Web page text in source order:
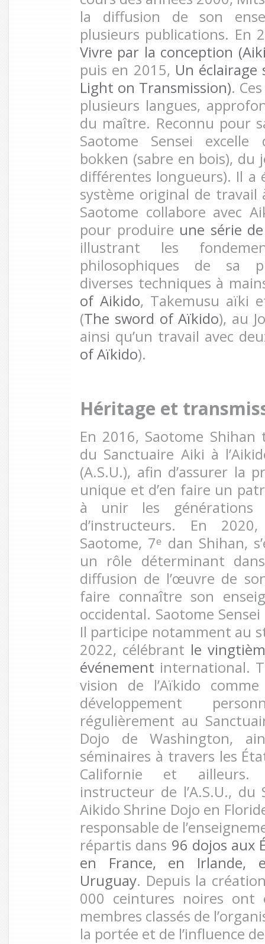
la diffusion de son
plusieurs publications. En
Vivre par la conception
puis en 2015, Un
Light on Transmission).
plusieurs langues,
du maître. Reconnu pour
Saotome Sensei excelle
bokken (sabre en bois),
différentes longueurs). Il a
système original de travail
Saotome collabore avec
pour produire une série
illustrant les
philosophiques de sa
diverses techniques à
of Aikido, Takemusu aïki
(The sword of Aïkido), au
ainsi qu’un travail avec
of Aïkido).
Héritage et
En 2016, Saotome
du Sanctuaire Aiki à
(A.S.U.), afin d’assurer la
unique et d’en faire un
à unir les générations
d’instructeurs. En
Saotome, 7ᵉ dan Shihan,
un rôle déterminant
diffusion de l’œuvre de
faire connaître son
occidental. Saotome
Il participe notamment au
2022, célébrant le
événement international.
vision de l’Aïkido
développement
régulièrement au
Dojo de Washington,
séminaires à travers les
Californie et ailleurs.
instructeur de l’A.S.U.,
Aikido Shrine Dojo en
responsable de
répartis dans 96 dojos aux
en France, en Irlande,
Uruguay. Depuis la
000 ceintures noires ont
membres classés de
la portée et de l’influence